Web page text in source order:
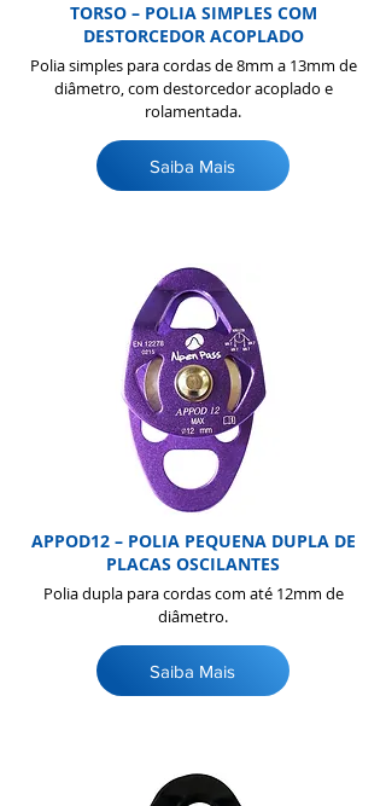
TORSO – POLIA SIMPLES COM
DESTORCEDOR ACOPLADO
Polia simples para cordas de 8mm a 13mm de
diâmetro, com destorcedor acoplado e
rolamentada.
Saiba Mais
APPOD12 – POLIA PEQUENA DUPLA DE
PLACAS OSCILANTES
Polia dupla para cordas com até 12mm de
diâmetro.
Saiba Mais